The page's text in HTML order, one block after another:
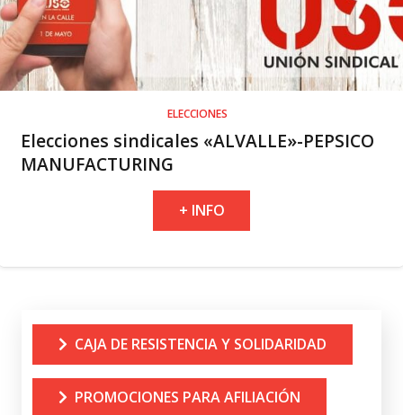
ELECCIONES
Elecciones sindicales «ALVALLE»-PEPSICO
MANUFACTURING
+ INFO
CAJA DE RESISTENCIA Y SOLIDARIDAD
PROMOCIONES PARA AFILIACIÓN